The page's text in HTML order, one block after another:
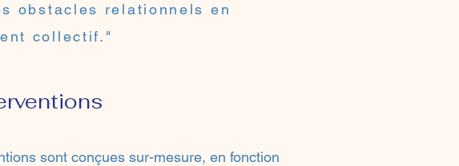
obstacles relationnels en
collectif."
sont conçues sur-mesure, en fonction